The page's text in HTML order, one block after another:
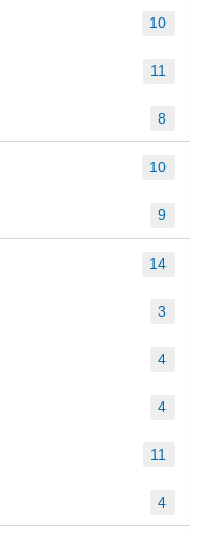
10
11
8
10
9
14
3
4
4
11
4